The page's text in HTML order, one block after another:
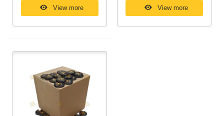
View more View more